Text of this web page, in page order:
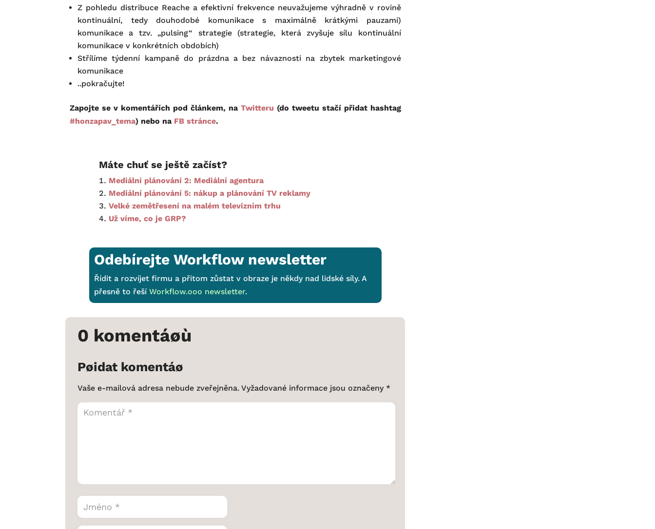
Z pohledu distribuce Reache a efektivní frekvence neuvažujeme výhradně v rovině
kontinuální, tedy douhodobé komunikace s maximálně krátkými pauzami)
komunikace a tzv. „pulsing“ strategie (strategie, která zvyšuje sílu kontinuální
komunikace v konkrétních obdobích)
Střílíme týdenní kampaně do prázdna a bez návaznosti na zbytek marketingové
komunikace
..pokračujte!
Zapojte se v komentářích pod článkem, na Twitteru (do tweetu stačí přidat hashtag
#honzapav_tema) nebo na FB stránce.
Máte chuť se ještě začíst?
Mediální plánování 2: Mediální agentura
Mediální plánování 5: nákup a plánování TV reklamy
Velké zemětřesení na malém televizním trhu
Už víme, co je GRP?
Odebírejte Workflow newsletter
Řídit a rozvíjet firmu a přitom zůstat v obraze je někdy nad lidské síly. A
přesně to řeší Workflow.ooo newsletter.
0 komentáøù
Pøidat komentáø
Vaše e-mailová adresa nebude zveřejněna. Vyžadované informace jsou označeny *